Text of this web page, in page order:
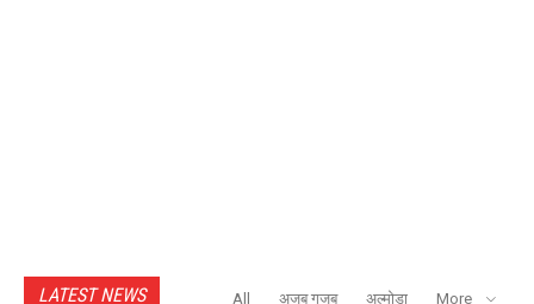
LATEST NEWS All अजब गजब अल्मोड़ा More